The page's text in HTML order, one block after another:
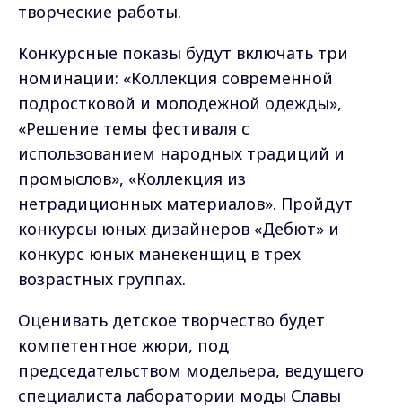
творческие работы.
Конкурсные показы будут включать три
номинации: «Коллекция современной
подростковой и молодежной одежды»,
«Решение темы фестиваля с
использованием народных традиций и
промыслов», «Коллекция из
нетрадиционных материалов». Пройдут
конкурсы юных дизайнеров «Дебют» и
конкурс юных манекенщиц в трех
возрастных группах.
Оценивать детское творчество будет
компетентное жюри, под
председательством модельера, ведущего
специалиста лаборатории моды Славы